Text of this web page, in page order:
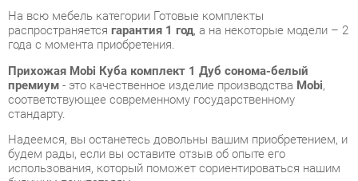
премиум- это качественное изделие производства
соответствующее современному государственному
стандарту.
Надеемся, вы останетесь довольны вашим приобретением, и
будем рады, если вы оставите отзыв об опыте его
использования, который поможет сориентироваться нашим
будущим покупателям.
Кроме формы получить развёрнутую
консультацию, фото и видеообзор продукции вы можете по
e-mail, телефону в Екатеринбурге и через мессенджеры
Telegram и WhatsApp.